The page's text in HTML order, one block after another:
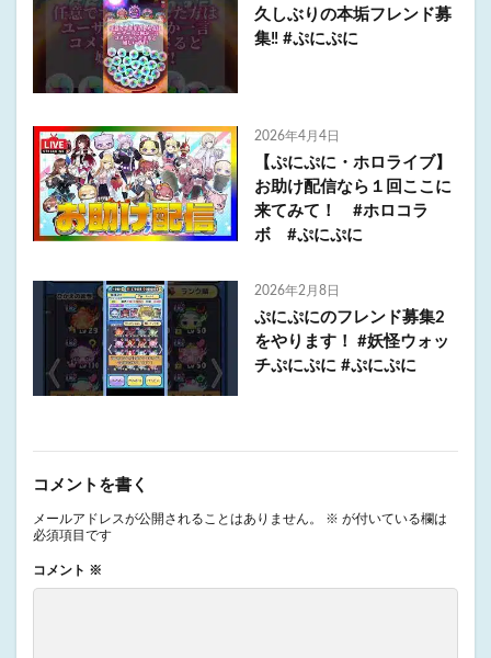
久しぶりの本垢フレンド募
集‼︎ #ぷにぷに
2026年4月4日
【ぷにぷに・ホロライブ】
お助け配信なら１回ここに
来てみて！ #ホロコラ
ボ #ぷにぷに
2026年2月8日
ぷにぷにのフレンド募集2
をやります！ #妖怪ウォッ
チぷにぷに #ぷにぷに
コメントを書く
メールアドレスが公開されることはありません。 ※ が付いている欄は
必須項目です
コメント ※